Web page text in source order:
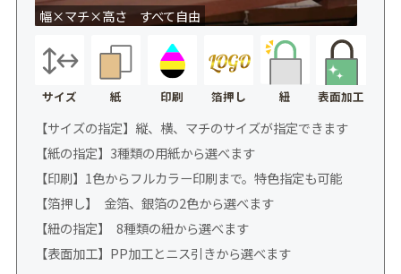
幅×マチ×高さ すべて自由
サイズ 紙 印刷 箔押し 紐 表面加工
【サイズの指定】縦、横、マチのサイズが指定できます
【紙の指定】3種類の用紙から選べます
【印刷】1色からフルカラー印刷まで。特色指定も可能
【箔押し】 金箔、銀箔の2色から選べます
【紐の指定】 8種類の紐から選べます
【表面加工】PP加工とニス引きから選べます